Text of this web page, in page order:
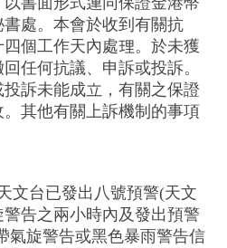
處。本會於收到有關抗
個工作天內處理。於未獲
任何抗議、申訴或投訴。
訴未能成立，有關之保證
其他有關上訴機制的事項
文台已發出八號預警(天文
告之兩小時內及發出預警
氣旋警告或黑色暴雨警告信